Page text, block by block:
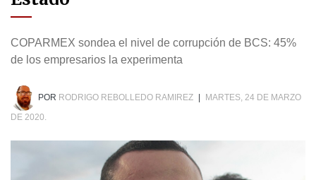
COPARMEX sondea el nivel de corrupción de BCS: 45%
de los empresarios la experimenta
POR RODRIGO REBOLLEDO RAMIREZ
MARTES, 24 DE MARZO
DE 2020.